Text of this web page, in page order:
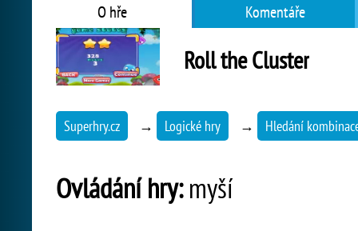
O hře Komentáře
Roll the Cluster
Superhry.cz → Logické hry → Hledání
Ovládání hry:myší